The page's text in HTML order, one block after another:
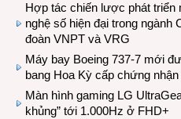
Hợp tác chiến lược phát triển
nghệ số hiện đại trong ngành
đoàn VNPT và VRG
Máy bay Boeing 737-7 mới
bang Hoa Kỳ cấp chứng
Màn hình gaming LG
khủng” tới 1.000Hz ở FHD+